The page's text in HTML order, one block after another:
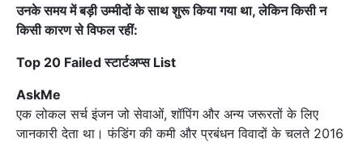
उनके समय में बड़ी उम्मीदों के साथ शुरू किया गया था, लेकिन किसी न
किसी कारण से विफल रहीं:
Top 20 Failed स्टार्टअप्स List
AskMe
एक लोकल सर्च इंजन जो सेवाओं, शॉपिंग और अन्य जरूरतों के लिए
जानकारी देता था। फंडिंग की कमी और प्रबंधन विवादों के चलते 2016